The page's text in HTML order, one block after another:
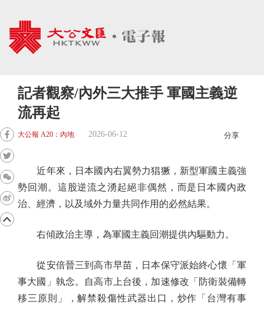
記者觀察/內外三大推手 軍國主義逆
流再起
大公報 A20：內地 2026-06-12 分享
近年來，日本國內右翼勢力猖獗，新型軍國主義強
勢回潮。這股逆流之湧起絕非偶然，而是日本國內政
治、經濟，以及域外力量共同作用的必然結果。
右傾政治主導，為軍國主義回潮提供內驅動力。
從安倍晉三到高市早苗，日本保守派始終心懷「軍
事大國」執念。自高市上台後，加速修改「防衛裝備轉
移三原則」，解禁殺傷性武器出口，炒作「台灣有事